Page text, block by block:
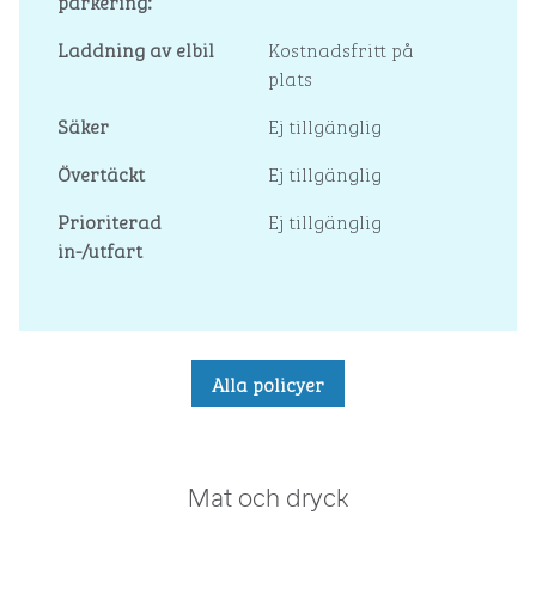
Laddning av elbil
Kostnadsfritt på
plats
Säker
Ej tillgänglig
Övertäckt
Ej tillgänglig
Prioriterad
in-/utfart
Ej tillgänglig
Alla policyer
Mat och dryck